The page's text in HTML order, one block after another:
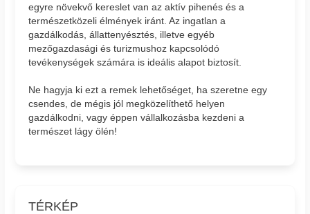
egyre növekvő kereslet van az aktív pihenés és a
természetközeli élmények iránt. Az ingatlan a
gazdálkodás, állattenyésztés, illetve egyéb
mezőgazdasági és turizmushoz kapcsolódó
tevékenységek számára is ideális alapot biztosít.
Ne hagyja ki ezt a remek lehetőséget, ha szeretne egy
csendes, de mégis jól megközelíthető helyen
gazdálkodni, vagy éppen vállalkozásba kezdeni a
természet lágy ölén!
TÉRKÉP